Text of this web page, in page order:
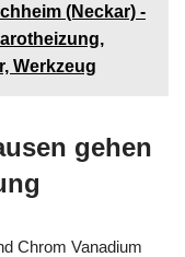
(Neckar) -
Werkzeug
gehen
Chrom Vanadium